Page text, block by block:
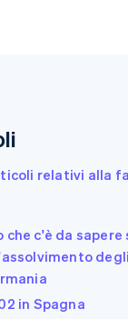
relativi alla
che c'è da
in Spagna